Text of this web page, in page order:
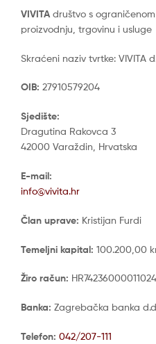
VIVITA društvo s
proizvodnju, trgovinu i usluge
Skraćeni naziv tvrtke: VIVITA
OIB: 27910579204
Sjedište:
Dragutina Rakovca 3
42000 Varaždin, Hrvatska
E-mail:
info@vivita.hr
Član uprave: Kristijan Furdi
Temeljni kapital: 100.200,00
Žiro račun:
Banka: Zagrebačka banka
Telefon: 042/207-111